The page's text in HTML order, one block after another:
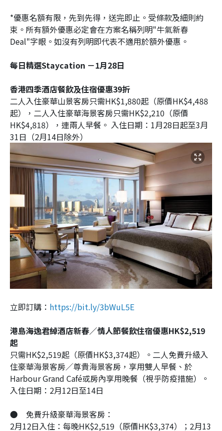
*優惠名額有限，先到先得，送完即止。受條款及細則約
束。所有額外優惠必定會在方案名稱列明"牛氣新春
Deal"字眼。如沒有列明即代表不適用於額外優惠。
每日精選Staycation －1月28日
香港四季酒店餐飲及住宿優惠39折
二人入住豪華山景客房只需HK$1,880起（原價HK$4,488
起），二人入住豪華海景客房只需HK$2,210（原價
HK$4,818），連兩人早餐。 入住日期：1月28日起至3月
31日（2月14日除外）
立即訂購： https://bit.ly/3bWuL5E
港島海逸君綽酒店新春／情人節餐飲住宿優惠HK$2,519
起
只需HK$2,519起（原價HK$3,374起）。二人免費升級入
住豪華海景客房／尊貴海景客房，享用雙人早餐、於
Harbour Grand Café或房內享用晚餐（視乎防疫措施）。
入住日期：2月12日至14日
●
免費升級豪華海景客房：
2月12日入住：每晚HK$2,519（原價HK$3,374）；2月13